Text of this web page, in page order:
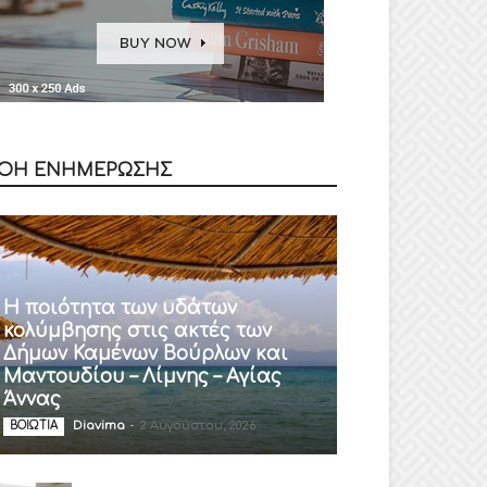
ΕΝΗΜΕΡΩΣΗΣ
Η ποιότητα των υδάτων
κολύμβησης στις ακτές των
Δήμων Καμένων Βούρλων και
Μαντουδίου – Λίμνης – Αγίας
Άννας
ΒΟΙΩΤΙΑ Diavima - 2 Αυγούστου, 2026